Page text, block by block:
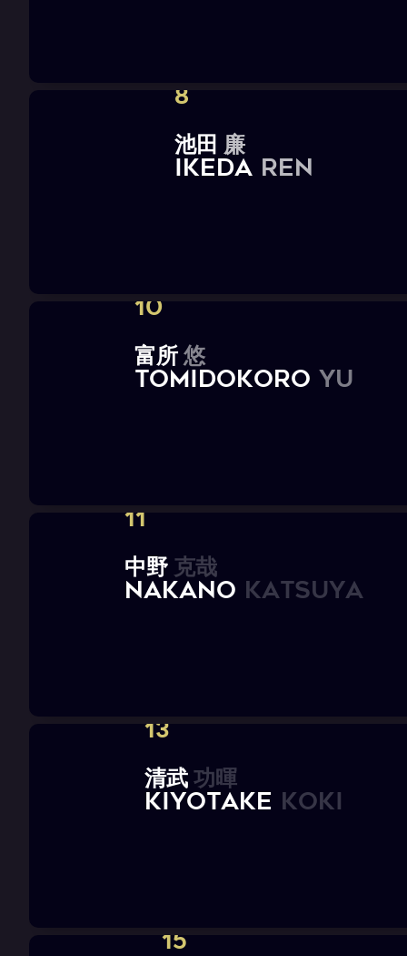
8
池田 廉
IKEDA Ren
10
富所悠
TOMIDOKORO Yu
11
中野 克哉
NAKANO Katsuya
13
清武功暉
KIYOTAKE Koki
15